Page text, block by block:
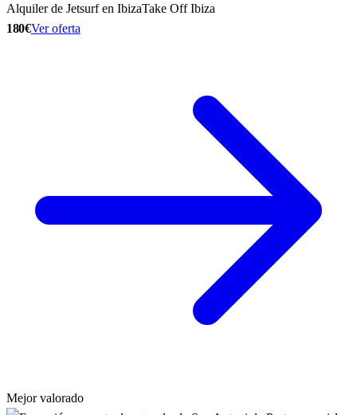
Alquiler de Jetsurf en IbizaTake Off Ibiza
180€Ver oferta
Mejor valorado